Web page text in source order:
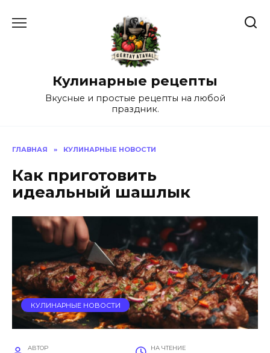
Кулинарные рецепты
Вкусные и простые рецепты на любой
праздник.
ГЛАВНАЯ » КУЛИНАРНЫЕ НОВОСТИ
Как приготовить
идеальный шашлык
КУЛИНАРНЫЕ НОВОСТИ
АВТОР НА ЧТЕНИЕ